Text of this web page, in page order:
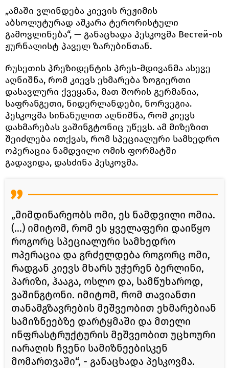
„ამაში ვლინდება კიევის რეჟიმის
აბსოლუტურად აშკარა ტერორისტული
გამოვლინება“, — განაცხადა პესკოვმა Вестей-ის
ჟურნალისტ პაველ ზარუბინთან.
რუსეთის პრეზიდენტის პრეს-მდივანმა ასევე
აღნიშნა, რომ კიევს ეხმარება ზოგიერთი
დასავლური ქვეყანა, მათ შორის გერმანია,
საფრანგეთი, ნიდერლანდები, ნორვეგია.
პესკოვმა სინანულით აღნიშნა, რომ კიევს
დახმარებას ვაშინგტონიც უწევს. ამ მიზეზით
შეიძლება ითქვას, რომ სპეციალური სამხედრო
ოპერაცია ნამდვილი ომის ფორმატში
გადავიდა, დასძინა პესკოვმა.
„მიმდინარეობს ომი, ეს ნამდვილი ომია.
(...) იმიტომ, რომ ეს ყველაფერი დაიწყო
როგორც სპეციალური სამხედრო
ოპერაცია და გრძელდება როგორც ომი,
რადგან კიევს მხარს უჭერენ ბერლინი,
პარიზი, ჰააგა, ოსლო და, სამწუხაროდ,
ვაშინგტონი. იმიტომ, რომ თავიანთი
თანამგზავრების მეშვეობით ეხმარებიან
სამიზნეებზე დარტყმაში და მთელი
ინფრასტრუქტურის მეშვეობით უცხოური
იარაღის ჩვენი სამიზნეებისკენ
მომართვაში“, - განაცხადა პესკოვმა.